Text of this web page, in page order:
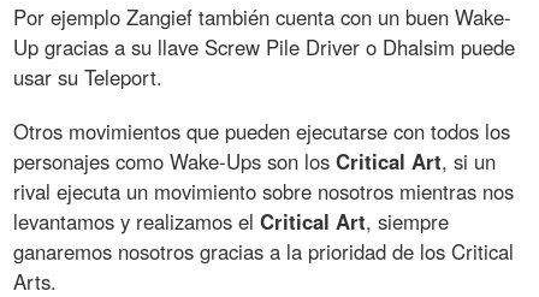
Por ejemplo Zangief también cuenta con un buen Wake-
Up gracias a su llave Screw Pile Driver o Dhalsim puede
usar su Teleport.
Otros movimientos que pueden ejecutarse con todos los
personajes como Wake-Ups son losCritical Art, si un
rival ejecuta un movimiento sobre nosotros mientras nos
levantamos y realizamos elCritical Art, siempre
ganaremos nosotros gracias a la prioridad de los Critical
Arts.